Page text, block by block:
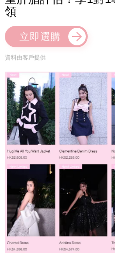
領
立即選購
資料由客戶提供